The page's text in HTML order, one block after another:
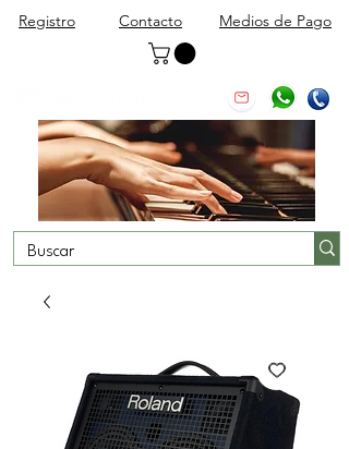
Registro Contacto Medios de Pago